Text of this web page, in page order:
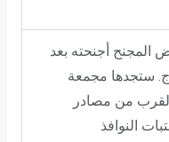
المجنح أجنحته بعد
ستجدها مجمعة
من مصادر
النوافذ